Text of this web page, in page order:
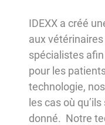
IDEXX a créé
aux
spécialistes
pour les
technologie,
les cas où
donné. Notre